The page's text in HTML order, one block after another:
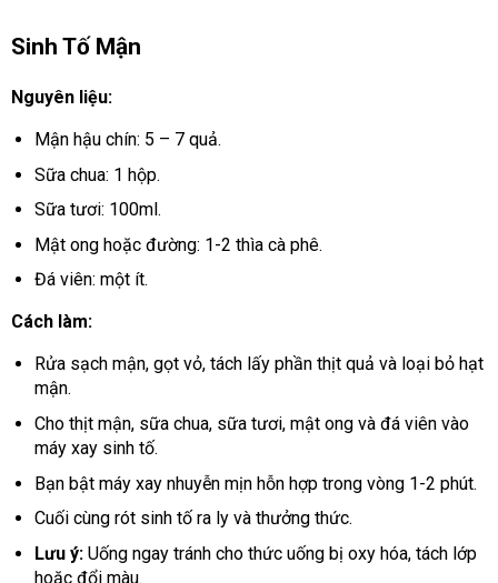
Sinh Tố Mận
Nguyên liệu:
Mận hậu chín: 5 – 7 quả.
Sữa chua: 1 hộp.
Sữa tươi: 100ml.
Mật ong hoặc đường: 1-2 thìa cà phê.
Đá viên: một ít.
Cách làm:
Rửa sạch mận, gọt vỏ, tách lấy phần thịt quả và loại bỏ hạt
mận.
Cho thịt mận, sữa chua, sữa tươi, mật ong và đá viên vào
máy xay sinh tố.
Bạn bật máy xay nhuyễn mịn hỗn hợp trong vòng 1-2 phút.
Cuối cùng rót sinh tố ra ly và thưởng thức.
Lưu ý:Uống ngay tránh cho thức uống bị oxy hóa, tách lớp
hoặc đổi màu.